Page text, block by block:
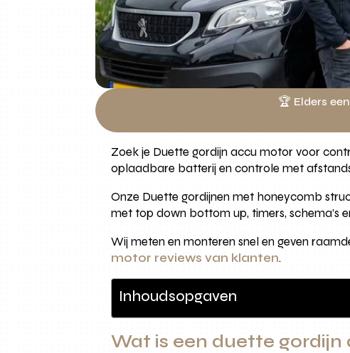
🏆 Elders
Zoek je Duette gordijn accu motor voor
oplaadbare batterij en controle met
Onze Duette gordijnen met honeycomb
met top down bottom up, timers, schema’s
Wij meten en monteren snel en geven
motor reviews van klanten.
Inhoudsopgaven
Wat is een duette